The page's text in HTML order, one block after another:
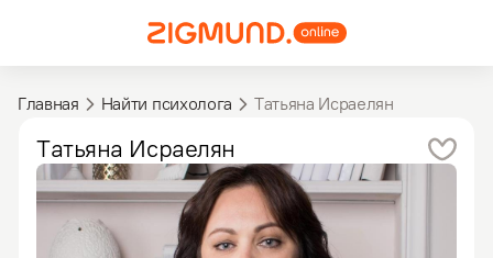
Главная Найти психолога Татьяна Исраелян
Татьяна Исраелян